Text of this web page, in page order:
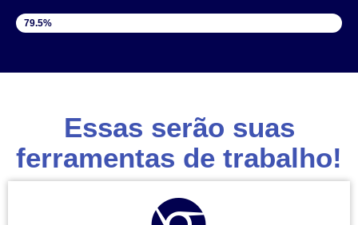
VAGAS DISPONÍVEIS
79.5%
Essas serão suas
ferramentas de trabalho!